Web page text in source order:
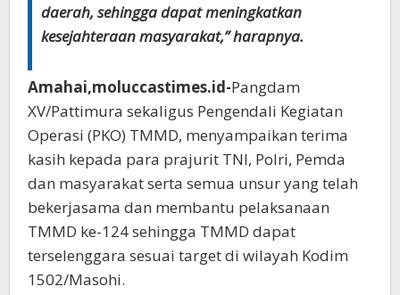
daerah, sehingga dapat meningkatkan
kesejahteraan masyarakat,” harapnya.
Amahai,moluccastimes.id-Pangdam
XV/Pattimura sekaligus Pengendali Kegiatan
Operasi (PKO) TMMD, menyampaikan terima
kasih kepada para prajurit TNI, Polri, Pemda
dan masyarakat serta semua unsur yang telah
bekerjasama dan membantu pelaksanaan
TMMD ke-124 sehingga TMMD dapat
terselenggara sesuai target di wilayah Kodim
1502/Masohi.